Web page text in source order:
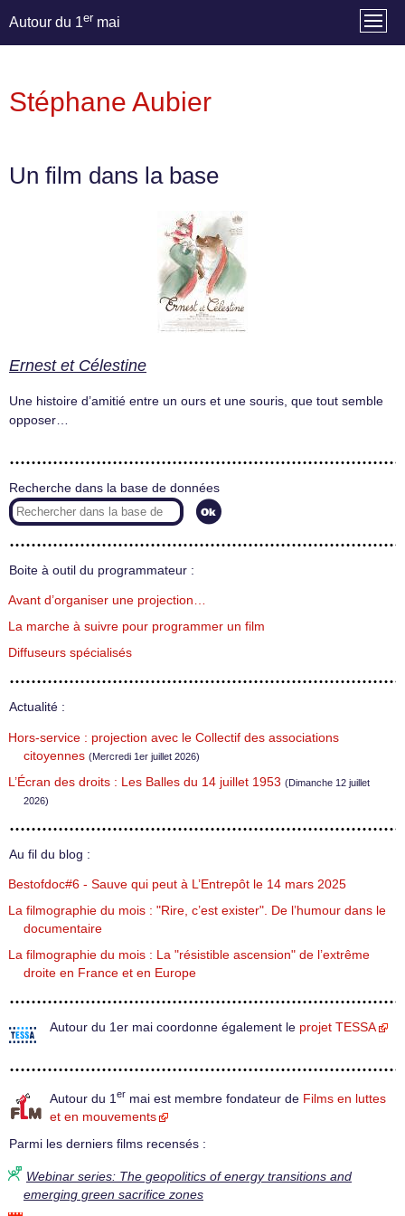
Autour du 1er mai
Stéphane Aubier
Un film dans la base
Ernest et Célestine
Une histoire d’amitié entre un ours et une souris, que tout semble
opposer…
Recherche dans la base de données
Boite à outil du programmateur :
Avant d’organiser une projection…
La marche à suivre pour programmer un film
Diffuseurs spécialisés
Actualité :
Hors-service : projection avec le Collectif des associations
citoyennes (Mercredi 1er juillet 2026)
L’Écran des droits : Les Balles du 14 juillet 1953 (Dimanche 12 juillet
2026)
Au fil du blog :
Bestofdoc#6 - Sauve qui peut à L’Entrepôt le 14 mars 2025
La filmographie du mois : "Rire, c’est exister". De l’humour dans le
documentaire
La filmographie du mois : La "résistible ascension" de l’extrême
droite en France et en Europe
Autour du 1er mai coordonne également le projet TESSA
Autour du 1 er mai est membre fondateur de Films en luttes
et en mouvements
Parmi les derniers films recensés :
Webinar series: The geopolitics of energy transitions and
emerging green sacrifice zones